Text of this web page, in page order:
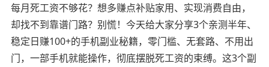
每月死工资不够花？想多赚点补贴家用、实现消费自由，
却找不到靠谱门路？别慌！今天给大家分享3个亲测半年、
稳定日赚100+的手机副业秘籍，零门槛、无套路、不用出
门，一部手机就能操作，彻底摆脱死工资的束缚。这3个副